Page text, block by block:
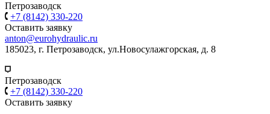
Петрозаводск
+7 (8142) 330-220
Оставить заявку
anton@eurohydraulic.ru
185023, г. Петрозаводск, ул.Новосулажгорская, д. 8
Петрозаводск
+7 (8142) 330-220
Оставить заявку